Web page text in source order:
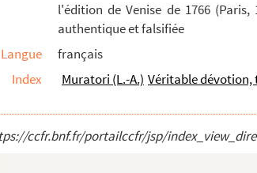
l'affaire Harmand, et pièce...
capitale de la provin...
de Troyes, et sur le...
Troyes, et à M. de Cussy, soi-d...
Saints-Loup-et-Gilles, à Paris
André-lez-Troyes
mort de Jacques II, roi d'...
l'édition de Venise de 1766
authentique et falsifiée
Langue
français
Index
Muratori (L.-A.) Véritable
ccfr.bnf.fr/portailccfr/jsp/